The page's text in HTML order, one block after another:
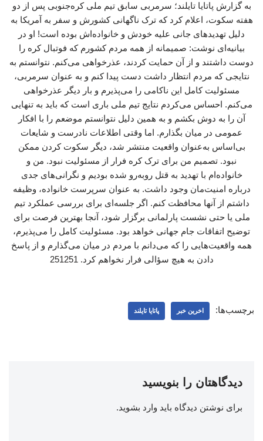
به گزارش پاتایا تایلند؛ سرمربی سابق تیم ملی کره‌جنوبی پس از دو
هفته سکوت، اعلام کرد که ترک ناگهانی کشورش و سفر به آمریکا به
دلیل تهدیدهای جانی علیه خودش و خانواده‌اش بوده است! او در
بیانیه‌ای نوشت: صمیمانه از همه مردم کشورم که فوتبال کره را
دوست داشتند و از آن حمایت کردند، عذرخواهی می‌کنم. نتوانستم به
نتایجی که مردم انتظار داشت دست پیدا کنم و به عنوان سرمربی،
مسئولیت کامل این ناکامی را می‌پذیرم و بار دیگر عذرخواهی
می‌کنم. احساس می‌کردم نتایج تیم ملی باری است که باید به تنهایی
آن را به دوش بکشم و به همین دلیل نتوانستم موضعم را با افکار
عمومی در میان بگذارم. اما وقتی اطلاعات نادرست و شایعات
بی‌اساس به‌عنوان واقعیت منتشر شد، دیگر سکوت کردن ممکن
نبود. تصمیم من برای ترک کره فرار از مسئولیت نبود. من و
خانواده‌ام با تهدید به قتل روبه‌رو شده بودیم و نگرانی‌های جدی
درباره امنیت‌مان وجود داشت. به عنوان سرپرست خانواده، وظیفه
داشتم از آنها محافظت کنم. اگر جلسه‌ای برای بررسی عملکرد تیم
ملی یا حتی نشست پارلمانی برگزار شود، آنجا بهترین فرصت برای
توضیح اتفاقات جام جهانی خواهد بود. مسئولیت کامل را می‌پذیرم،
همه واقعیت‌هایی را که می‌دانم با مردم در میان می‌گذارم و از پاسخ
دادن به هیچ سؤالی فرار نخواهم کرد. 251251
برچسب‌ها: اخرین خبر پاتایا تایلند
دیدگاهتان را بنویسید
برای نوشتن دیدگاه باید وارد بشوید.